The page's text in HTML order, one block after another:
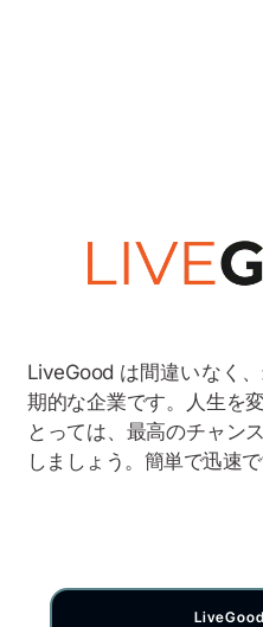
LiveGood は間違いなく
期的な企業です。人生を
とっては、最高のチャン
しましょう。簡単で迅速で